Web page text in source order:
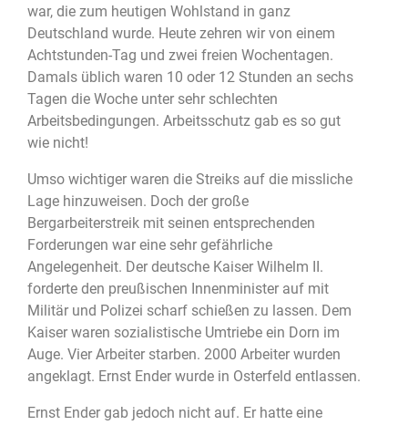
war, die zum heutigen Wohlstand in ganz
Deutschland wurde. Heute zehren wir von einem
Achtstunden-Tag und zwei freien Wochentagen.
Damals üblich waren 10 oder 12 Stunden an sechs
Tagen die Woche unter sehr schlechten
Arbeitsbedingungen. Arbeitsschutz gab es so gut
wie nicht!
Umso wichtiger waren die Streiks auf die missliche
Lage hinzuweisen. Doch der große
Bergarbeiterstreik mit seinen entsprechenden
Forderungen war eine sehr gefährliche
Angelegenheit. Der deutsche Kaiser Wilhelm II.
forderte den preußischen Innenminister auf mit
Militär und Polizei scharf schießen zu lassen. Dem
Kaiser waren sozialistische Umtriebe ein Dorn im
Auge. Vier Arbeiter starben. 2000 Arbeiter wurden
angeklagt. Ernst Ender wurde in Osterfeld entlassen.
Ernst Ender gab jedoch nicht auf. Er hatte eine